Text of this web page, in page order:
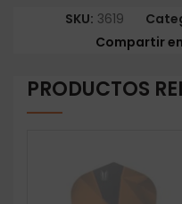
SKU: 3619
Compartir en
PRODUCTOS